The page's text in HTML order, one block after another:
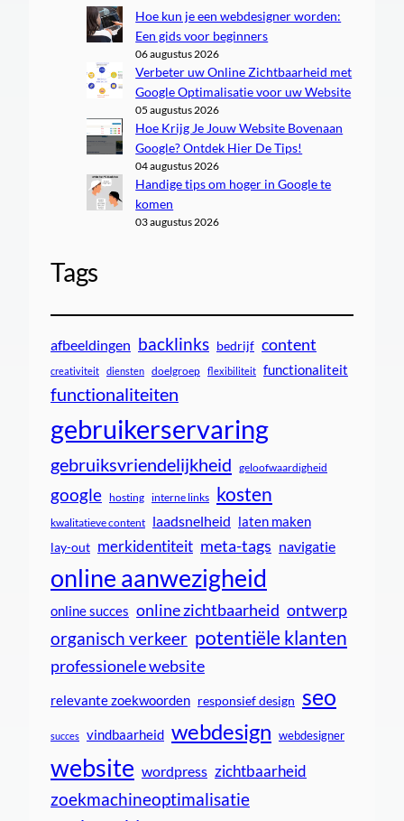
Hoe kun je een webdesigner worden:
Een gids voor beginners
06 augustus 2026
Verbeter uw Online Zichtbaarheid met
Google Optimalisatie voor uw Website
05 augustus 2026
Hoe Krijg Je Jouw Website Bovenaan
Google? Ontdek Hier De Tips!
04 augustus 2026
Handige tips om hoger in Google te
komen
03 augustus 2026
Tags
afbeeldingen backlinks bedrijf content
creativiteit diensten doelgroep flexibiliteit functionaliteit
functionaliteiten
gebruikerservaring
gebruiksvriendelijkheid geloofwaardigheid
google hosting interne links kosten
kwalitatieve content laadsnelheid laten maken
lay-out merkidentiteit meta-tags navigatie
online aanwezigheid
online succes online zichtbaarheid ontwerp
organisch verkeer potentiële klanten
professionele website
relevante zoekwoorden responsief design seo
succes vindbaarheid webdesign webdesigner
website wordpress zichtbaarheid
zoekmachineoptimalisatie